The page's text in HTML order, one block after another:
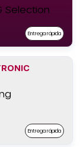
Entrega rápida
Entrega rápida